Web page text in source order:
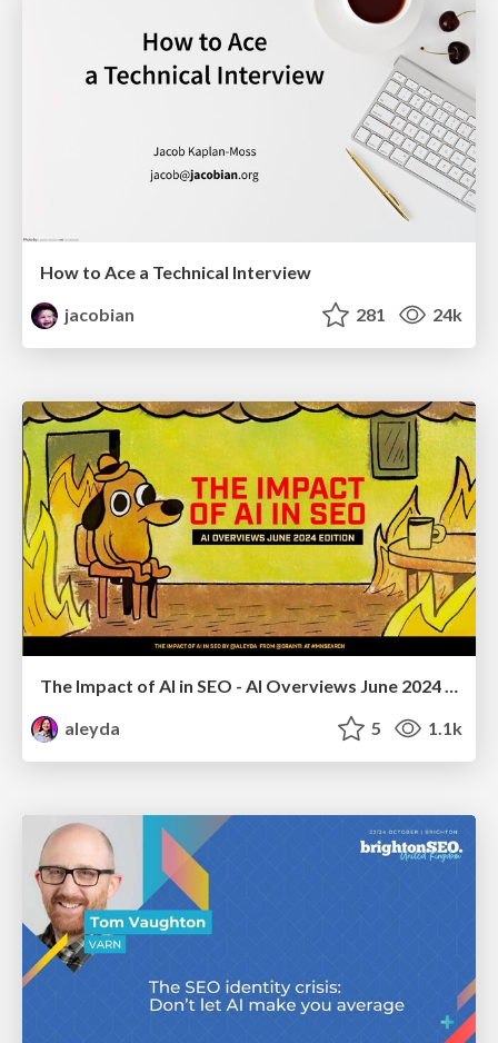
How to Ace a Technical Interview
jacobian
281 24k
The Impact of AI in SEO - AI Overviews June 2024 Edition
aleyda
5 1.1k